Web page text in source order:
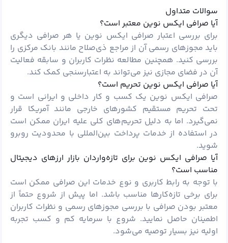
سوالات متداول
آیا صرافی ایکس نوین معتبر است؟
برای بررسی اعتبار صرافی ایکس نوین یا هر صرافی دیگری
باید مجوزهای رسمی آن از مراجع ذی‌صلاح مانند بانک مرکزی را
بررسی کنید. همچنین مطالعه نظرات کاربران و سابقه فعالیت
آن در فضای مجازی نیز می‌تواند به اعتبارسنجی کمک کند.
آیا صرافی ایکس نوین تحریم است؟
صرافی ایکس نوین یک کسب ‌و کار داخلی و ایرانی است و
تحت تحریم مستقیم کشورهای خارجی مانند آمریکا قرار
نمی‌گیرد. اما به دلیل تحریم‌های کلی علیه ایران ممکن است
در استفاده از خدمات پرداخت بین‌المللی با محدودیت روبرو
شوید.
آیا صرافی ایکس نوین برای تازه‌واردان بازار ارزهای دیجیتال
مناسب است؟
با توجه به رابط کاربری و نوع خدمات این صرافی ممکن است
برای برخی تازه‌کارها مناسب باشد. اما پیش از شروع حتماً از
معتبر بودن صرافی با بررسی مجوزهای رسمی و نظرات کاربران
اطمینان حاصل نمایید. شروع با سرمایه کم و کسب تجربه
اولیه نیز بسیار توصیه می‌شود.